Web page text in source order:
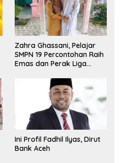
Zahra Ghassani, Pelajar
SMPN 19 Percontohan Raih
Emas dan Perak Liga
Ini Profil Fadhil Ilyas, Dirut
Bank Aceh